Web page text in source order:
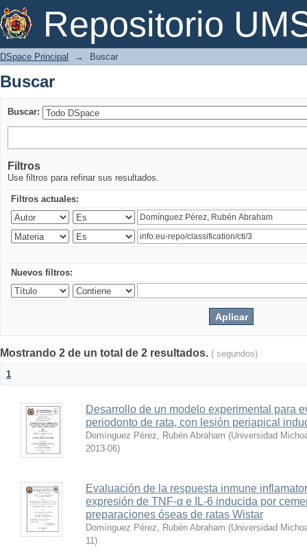
Repositorio
Buscar
DSpace Principal → Buscar
Buscar
Buscar:
Filtros
Use filtros para refinar sus resultados.
Filtros actuales:
Nuevos filtros:
Mostrando 2 de un total de 2 resultados. ( segundos)
1
Desarrollo de un modelo experimental para
periodonto de rata, con lesión periapical
Domínguez Pérez, Rubén Abraham (Universidad
2013-06)
Evaluación de la respuesta inmune
expresión de TNF-α e IL-6 inducida por
preparaciones óseas de ratas Wistar
Domínguez Pérez, Rubén Abraham (Universidad
11)